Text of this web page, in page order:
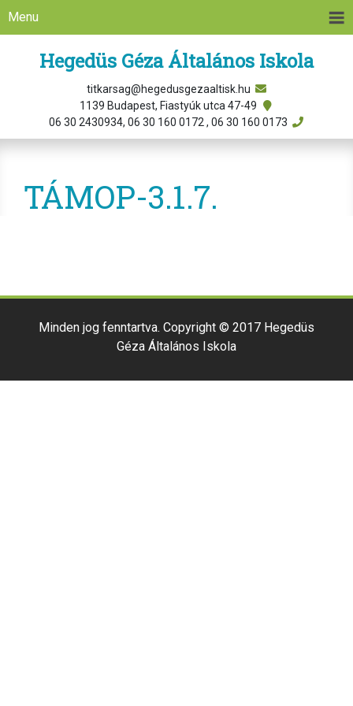
Menu
Hegedüs Géza Általános Iskola
titkarsag@hegedusgezaaltisk.hu
1139 Budapest, Fiastyúk utca 47-49
06 30 2430934, 06 30 160 0172 , 06 30 160 0173
TÁMOP-3.1.7.
Minden jog fenntartva. Copyright © 2017 Hegedüs
Géza Általános Iskola